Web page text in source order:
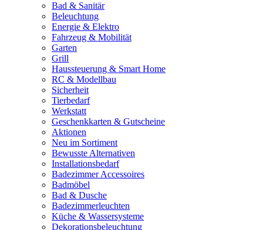
Bad & Sanitär
Beleuchtung
Energie & Elektro
Fahrzeug & Mobilität
Garten
Grill
Haussteuerung & Smart Home
RC & Modellbau
Sicherheit
Tierbedarf
Werkstatt
Geschenkkarten & Gutscheine
Aktionen
Neu im Sortiment
Bewusste Alternativen
Installationsbedarf
Badezimmer Accessoires
Badmöbel
Bad & Dusche
Badezimmerleuchten
Küche & Wassersysteme
Dekorationsbeleuchtung